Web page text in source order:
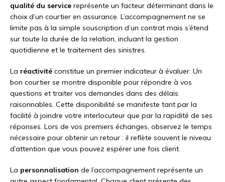
qualité du service représente un facteur déterminant dans le
choix d’un courtier en assurance. L’accompagnement ne se
limite pas à la simple souscription d’un contrat mais s’étend
sur toute la durée de la relation, incluant la gestion
quotidienne et le traitement des sinistres.
La réactivité constitue un premier indicateur à évaluer. Un
bon courtier se montre disponible pour répondre à vos
questions et traiter vos demandes dans des délais
raisonnables. Cette disponibilité se manifeste tant par la
facilité à joindre votre interlocuteur que par la rapidité de ses
réponses. Lors de vos premiers échanges, observez le temps
nécessaire pour obtenir un retour : il reflète souvent le niveau
d’attention que vous pouvez espérer une fois client.
La personnalisation de l’accompagnement représente un